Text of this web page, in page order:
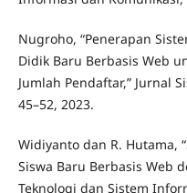
Nugroho, “Penerapan
Didik Baru Berbasis Web
Jumlah Pendaftar,” Jurnal
45–52, 2023.
Widiyanto dan R. Hutama,
Siswa Baru Berbasis Web
Teknologi dan Sistem